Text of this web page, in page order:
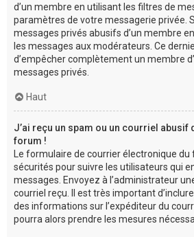
d’un membre en utilisant les filtres de
paramètres de votre messagerie privée.
messages privés abusifs d’un membre
les messages aux modérateurs. Ce
d’empêcher complètement un membre
messages privés.
Haut
J’ai reçu un spam ou un courriel abusif
forum !
Le formulaire de courrier électronique
sécurités pour suivre les utilisateurs qui
messages. Envoyez à l’administrateur
courriel reçu. Il est très important
des informations sur l’expéditeur du
pourra alors prendre les mesures